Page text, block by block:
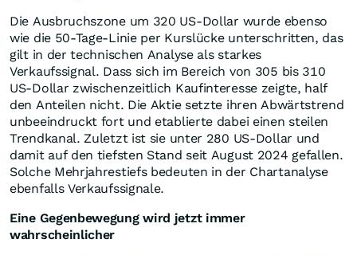
Die Ausbruchszone um 320 US-Dollar wurde ebenso
wie die 50-Tage-Linie per Kurslücke unterschritten, das
gilt in der technischen Analyse als starkes
Verkaufssignal. Dass sich im Bereich von 305 bis 310
US-Dollar zwischenzeitlich Kaufinteresse zeigte, half
den Anteilen nicht. Die Aktie setzte ihren Abwärtstrend
unbeeindruckt fort und etablierte dabei einen steilen
Trendkanal. Zuletzt ist sie unter 280 US-Dollar und
damit auf den tiefsten Stand seit August 2024 gefallen.
Solche Mehrjahrestiefs bedeuten in der Chartanalyse
ebenfalls Verkaufssignale.
Eine Gegenbewegung wird jetzt immer
wahrscheinlicher